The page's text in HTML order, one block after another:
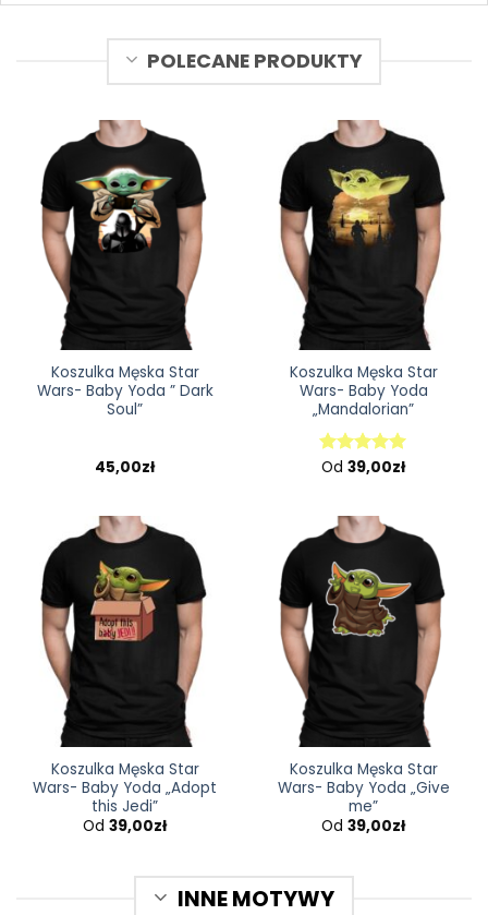
POLECANE PRODUKTY
Koszulka Męska Star
Wars- Baby Yoda ” Dark
Soul”
45,00zł
Koszulka Męska Star
Wars- Baby Yoda
„Mandalorian”
Oceniono
Od 39,00zł
Koszulka Męska Star
Wars- Baby Yoda „Adopt
this Jedi”
Od 39,00zł
Koszulka Męska Star
Wars- Baby Yoda „Give
me”
Od 39,00zł
INNE MOTYWY